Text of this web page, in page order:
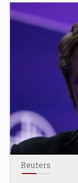
Reuters